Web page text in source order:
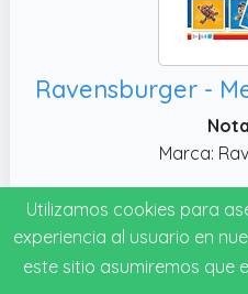
Marca:
Ver
Utilizamos cookies para
experiencia al usuario en
este sitio asumiremos que